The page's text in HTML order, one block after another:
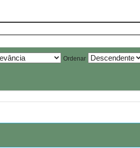
Ordenar